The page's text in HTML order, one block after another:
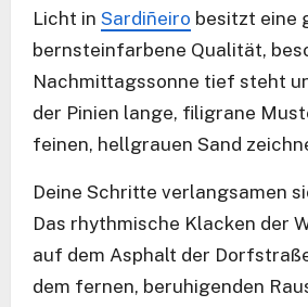
Licht in Sardiñeiro besitzt eine
bernsteinfarbene Qualität,
Nachmittagssonne tief steht
der Pinien lange, filigrane
feinen, hellgrauen Sand
Deine Schritte verlangsamen
Das rhythmische Klacken der
auf dem Asphalt der
dem fernen, beruhigenden